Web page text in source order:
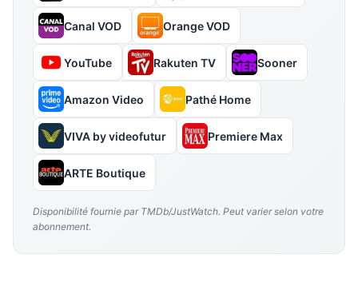
Canal VOD Orange VOD
YouTube Rakuten TV Sooner
Amazon Video Pathé Home
VIVA by videofutur Premiere Max
ARTE Boutique
Disponibilité fournie par TMDb/JustWatch. Peut varier selon votre
abonnement.